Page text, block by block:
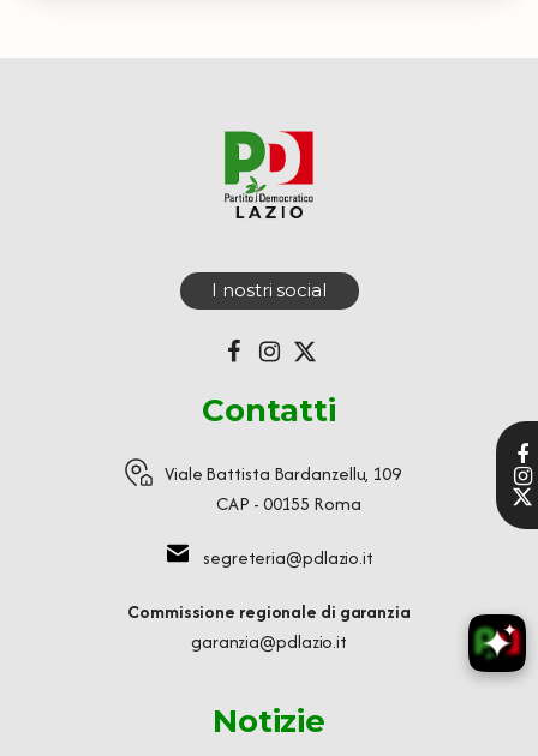
I nostri social
Contatti
Viale Battista Bardanzellu, 109
CAP - 00155 Roma
segreteria@pdlazio.it
Commissione regionale di garanzia
garanzia@pdlazio.it
Notizie